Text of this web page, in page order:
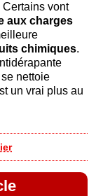
Certains vont
aux charges
chimiques.
nettoie
un vrai plus au